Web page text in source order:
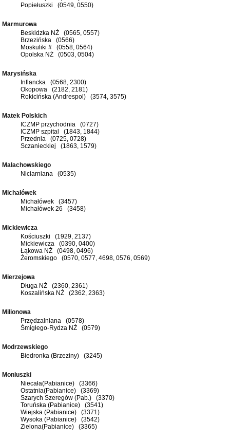
Popiełuszki (0549, 0550)
Marmurowa
Beskidzka NŻ (0565, 0557)
Brzezińska (0566)
Moskuliki # (0558, 0564)
Opolska NŻ (0503, 0504)
Marysińska
Inflancka (0568, 2300)
Okopowa (2182, 2181)
Rokicińska (Andrespol) (3574, 3575)
Matek Polskich
ICZMP przychodnia (0727)
ICZMP szpital (1843, 1844)
Przednia (0725, 0728)
Sczanieckiej (1863, 1579)
Małachowskiego
Niciarniana (0535)
Michałówek
Michałówek (3457)
Michałówek 26 (3458)
Mickiewicza
Kościuszki (1929, 2137)
Mickiewicza (0390, 0400)
Łąkowa NŻ (0498, 0496)
Żeromskiego (0570, 0577, 4698, 0576, 0569)
Mierzejowa
Długa NŻ (2360, 2361)
Koszalińska NŻ (2362, 2363)
Milionowa
Przędzalniana (0578)
Śmigłego-Rydza NŻ (0579)
Modrzewskiego
Biedronka (Brzeziny) (3245)
Moniuszki
Niecała(Pabianice) (3366)
Ostatnia(Pabianice) (3369)
Szarych Szeregów (Pab.) (3370)
Toruńska (Pabianice) (3541)
Wiejska (Pabianice) (3371)
Wysoka (Pabianice) (3542)
Zielona(Pabianice) (3365)